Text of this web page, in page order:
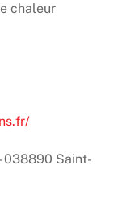
chaleur
038890 Saint-